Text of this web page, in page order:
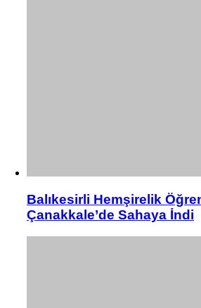
Balıkesirli Hemşirelik
Çanakkale’de Sahaya İndi